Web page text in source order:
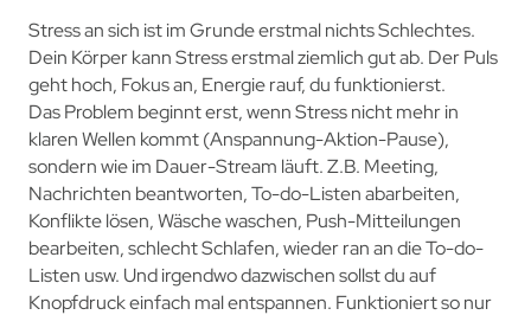
Stress an sich ist im Grunde erstmal nichts Schlechtes.
Dein Körper kann Stress erstmal ziemlich gut ab. Der Puls
geht hoch, Fokus an, Energie rauf, du funktionierst.
Das Problem beginnt erst, wenn Stress nicht mehr in
klaren Wellen kommt (Anspannung-Aktion-Pause),
sondern wie im Dauer-Stream läuft. Z.B. Meeting,
Nachrichten beantworten, To-do-Listen abarbeiten,
Konflikte lösen, Wäsche waschen, Push-Mitteilungen
bearbeiten, schlecht Schlafen, wieder ran an die To-do-
Listen usw. Und irgendwo dazwischen sollst du auf
Knopfdruck einfach mal entspannen. Funktioniert so nur